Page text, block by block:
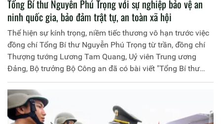
Tổng Bí thư Nguyễn Phú Trọng với sự nghiệp bảo vệ an
ninh quốc gia, bảo đảm trật tự, an toàn xã hội
Thể hiện sự kính trọng, niềm tiếc thương vô hạn trước việc
đồng chí Tổng Bí thư Nguyễn Phú Trọng từ trần, đồng chí
Thượng tướng Lương Tam Quang, Uỷ viên Trung ương
Đảng, Bộ trưởng Bộ Công an đã có bài viết "Tổng Bí thư
Nguyễn Phú Trọng với sự nghiệp bảo vệ an ninh quốc gia,
bảo đảm trật tự, an toàn xã hội". Trang thông tin điện tử
Học viện Chính trị Công an nhân dân trân trọng giới thiệu
bài viết của đồng chí Bộ trưởng.